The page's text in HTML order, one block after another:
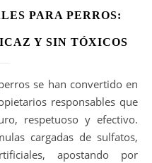
PARA PERROS:
Y SIN TÓXICOS
responsables que
respetuoso y efectivo.
cargadas de sulfatos,
apostando por